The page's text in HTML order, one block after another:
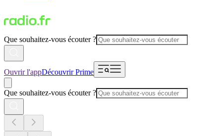
Que souhaitez-vous écouter ?
Ouvrir l'appDécouvrir Prime
Que souhaitez-vous écouter ?